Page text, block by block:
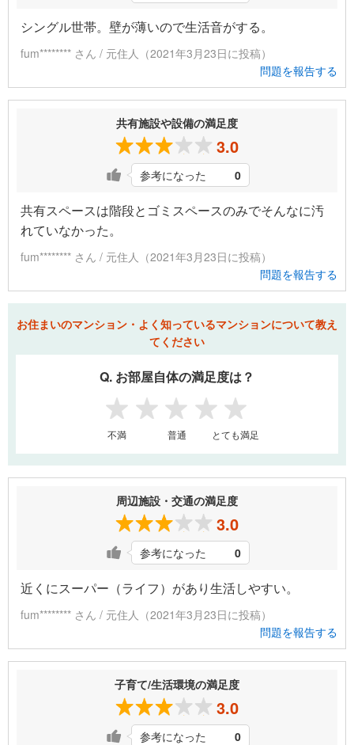
シングル世帯。壁が薄いので生活音がする。
fum******** さん / 元住人（2021年3月23日に投稿）
問題を報告する
共有施設や設備の満足度
3.0
参考になった 0
共有スペースは階段とゴミスペースのみでそんなに汚
れていなかった。
fum******** さん / 元住人（2021年3月23日に投稿）
問題を報告する
お住まいのマンション・よく知っているマンションについて教え
てください
Q. お部屋自体の満足度は？
1 2 3 4 5
不満 普通 とても満足
周辺施設・交通の満足度
3.0
参考になった 0
近くにスーパー（ライフ）があり生活しやすい。
fum******** さん / 元住人（2021年3月23日に投稿）
問題を報告する
子育て/生活環境の満足度
3.0
参考になった 0